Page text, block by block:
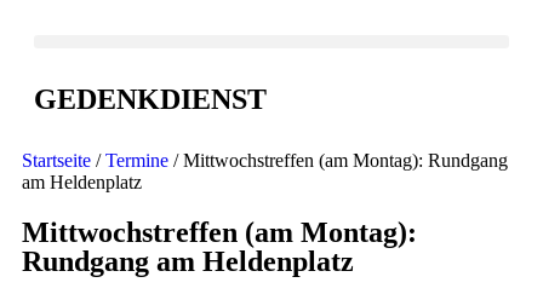
GEDENKDIENST
Startseite /Termine / Mittwochstreffen (am Montag): Rundgang
am Heldenplatz
Mittwochstreffen (am Montag):
Rundgang am Heldenplatz